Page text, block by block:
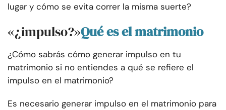
lugar y cómo se evita correr la misma suerte?
«¿impulso?»Qué es el matrimonio
¿Cómo sabrás cómo generar impulso en tu
matrimonio si no entiendes a qué se refiere el
impulso en el matrimonio?
Es necesario generar impulso en el matrimonio para